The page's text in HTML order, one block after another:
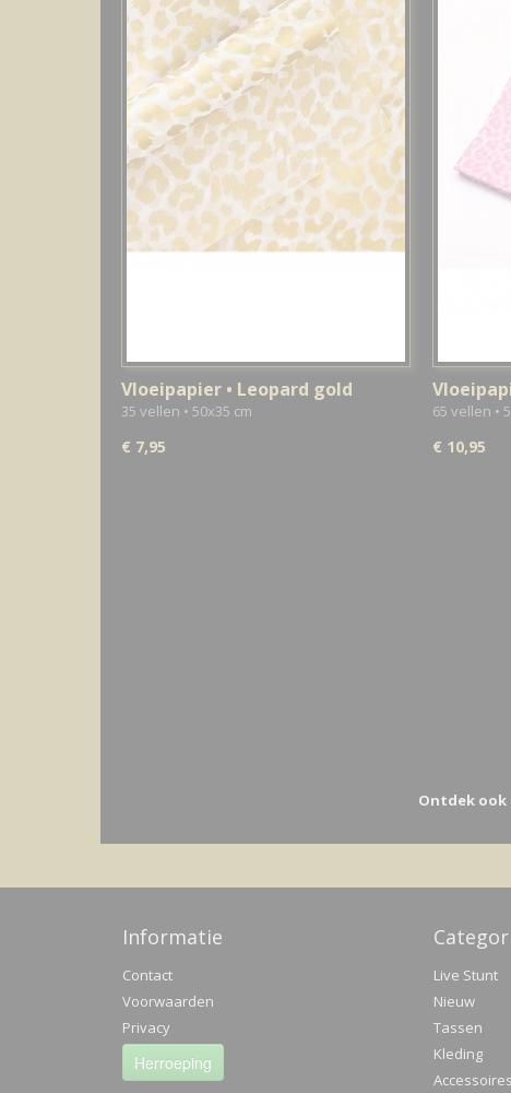
Vloeipapier • Leopard gold
35 vellen • 50x35 cm
€ 7,95
65 vellen •
€ 10,95
Ontdek ook
Informatie
Contact
Voorwaarden
Privacy
Herroeping
Live Stunt
Nieuw
Tassen
Kleding
Accessoires